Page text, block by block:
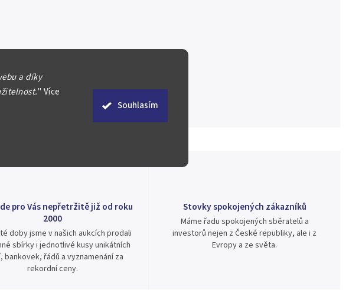
a díky
" Více
Souhlasím
pro Vás nepřetržitě již od roku
2000
doby jsme v našich aukcích prodali
sbírky i jednotlivé kusy unikátních
bankovek, řádů a vyznamenání za
rekordní ceny.
Stovky spokojených zákazníků
Máme řadu spokojených sběratelů a
investorů nejen z České republiky, ale i z
Evropy a ze světa.